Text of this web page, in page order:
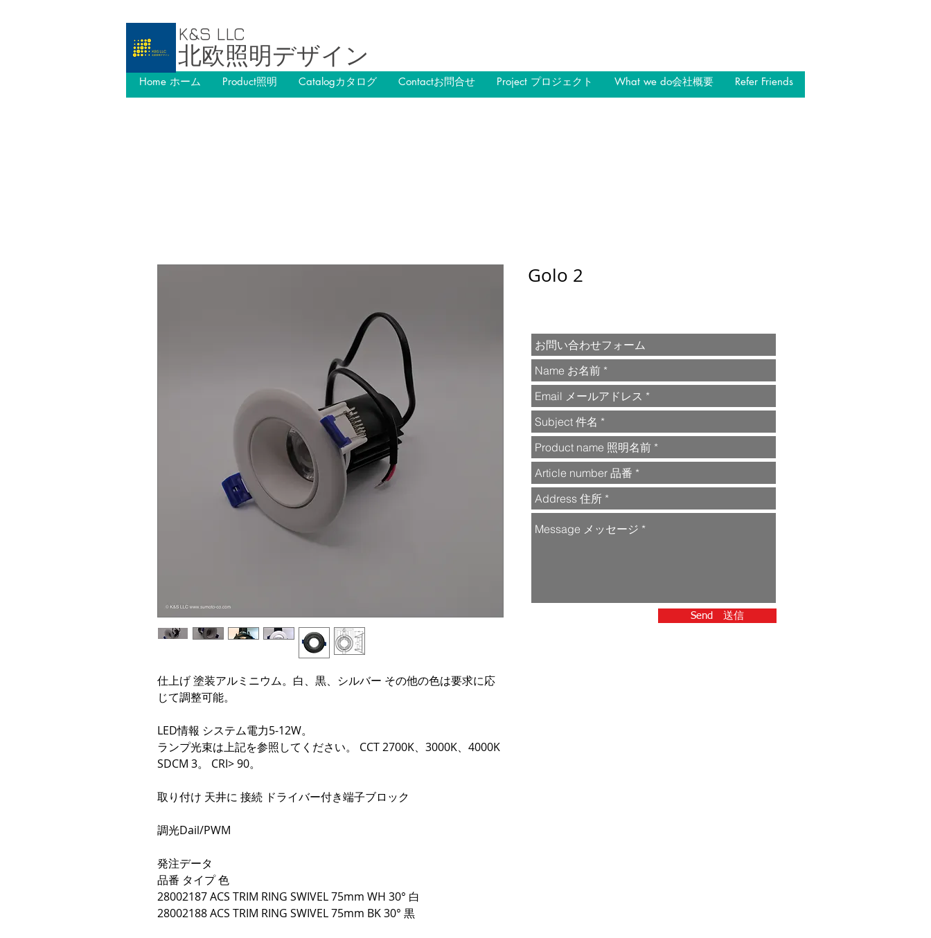
Home ホーム Product照明 Catalogカタログ Contactお問合せ Project プロジェクト What we do会社概要 Refer Friends
K&S LLC
北欧照明デザイン
仕上げ 塗装アルミニウム。白、黒、シルバー その他の色は要求に応
じて調整可能。
LED情報 システム電力5-12W。
ランプ光束は上記を参照してください。 CCT 2700K、3000K、4000K
SDCM 3。 CRI> 90。
取り付け 天井に 接続 ドライバー付き端子ブロック
調光Dail/PWM
発注データ
品番 タイプ 色
28002187 ACS TRIM RING SWIVEL 75mm WH 30° 白
28002188 ACS TRIM RING SWIVEL 75mm BK 30° 黒
Golo 2
Send 送信